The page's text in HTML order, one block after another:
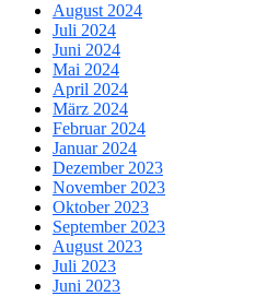
August 2024
Juli 2024
Juni 2024
Mai 2024
April 2024
März 2024
Februar 2024
Januar 2024
Dezember 2023
November 2023
Oktober 2023
September 2023
August 2023
Juli 2023
Juni 2023